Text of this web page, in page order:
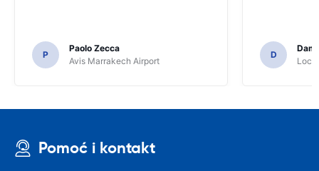
P
Paolo Zecca
Avis Marrakech Airport
D
Pomoć i kontakt